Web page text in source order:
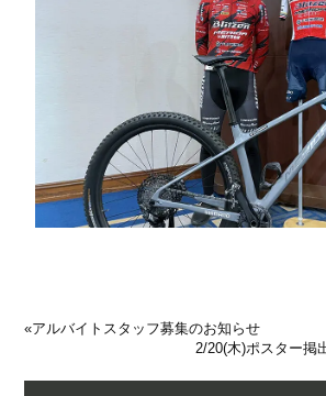
«アルバイトスタッフ募集のお知らせ
2/20(木)ポスター掲